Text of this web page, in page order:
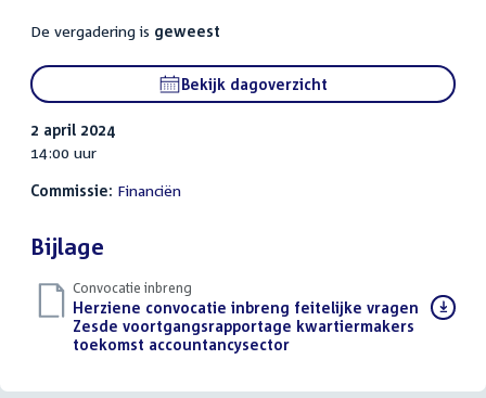
De vergadering is geweest
Bekijk dagoverzicht
2 april 2024
14:00 uur
Commissie: Financiën
Bijlage
Convocatie inbreng
Download
bestand:
Herziene convocatie inbreng feitelijke vragen
Zesde voortgangsrapportage kwartiermakers
toekomst accountancysector(PDF)